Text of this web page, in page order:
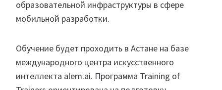
образовательной инфраструктуры в сфере
мобильной разработки.
Обучение будет проходить в Астане на базе
международного центра искусственного
интеллекта alem.ai. Программа Training of